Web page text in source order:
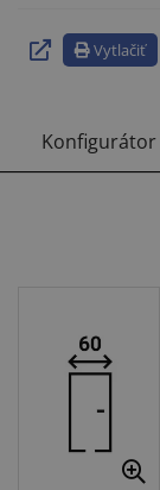
Vytlačiť
Konfigurátor